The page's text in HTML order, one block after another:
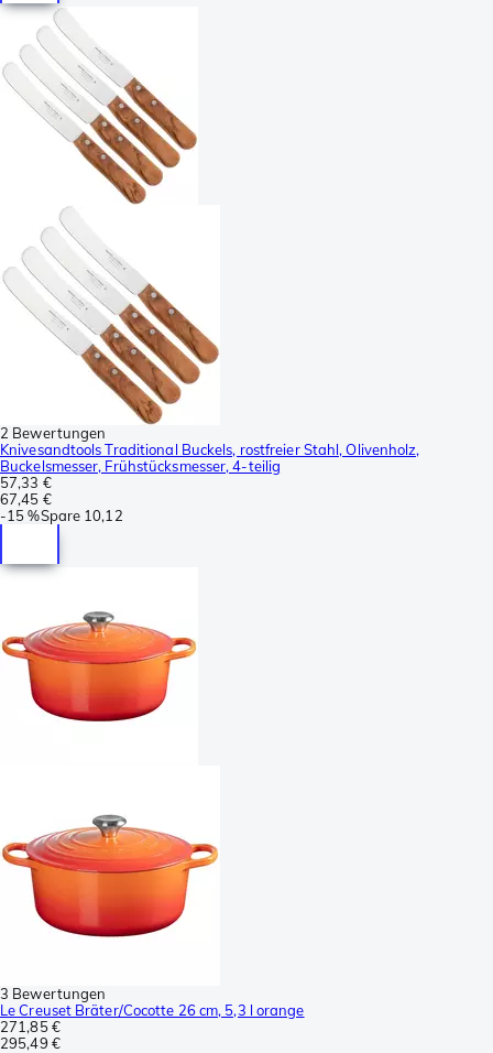
2 Bewertungen
Knivesandtools Traditional Buckels, rostfreier Stahl, Olivenholz,
Buckelsmesser, Frühstücksmesser, 4-teilig
57,33 €
67,45 €
-15 %Spare 10,12
3 Bewertungen
Le Creuset Bräter/Cocotte 26 cm, 5,3 l orange
271,85 €
295,49 €